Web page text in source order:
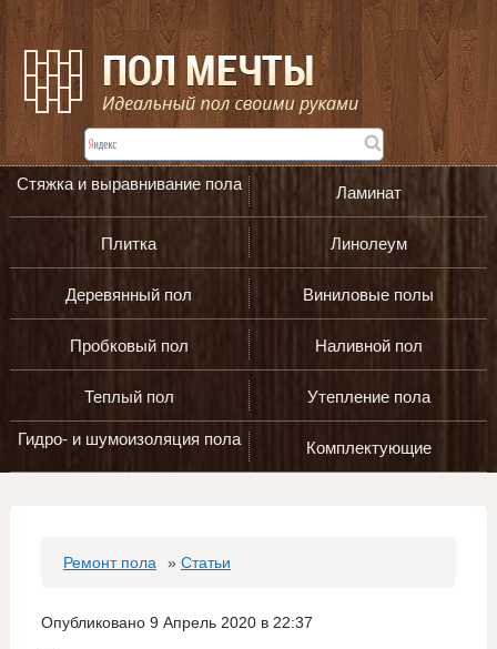
Стяжка и выравнивание пола Ламинат
Плитка Линолеум
Деревянный пол Виниловые полы
Пробковый пол Наливной пол
Теплый пол Утепление пола
Гидро- и шумоизоляция пола Комплектующие
Ремонт пола » Статьи
Опубликовано 9 Апрель 2020 в 22:37